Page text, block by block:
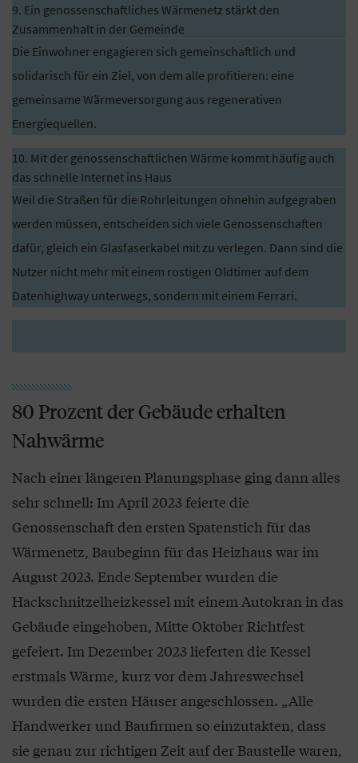
9. Ein genossenschaftliches Wärmenetz stärkt den
Zusammenhalt in der Gemeinde
Die Einwohner engagieren sich gemeinschaftlich und
solidarisch für ein Ziel, von dem alle profitieren: eine
gemeinsame Wärmeversorgung aus regenerativen
Energiequellen.
10. Mit der genossenschaftlichen Wärme kommt häufig auch
das schnelle Internet ins Haus
Weil die Straßen für die Rohrleitungen ohnehin aufgegraben
werden müssen, entscheiden sich viele Genossenschaften
dafür, gleich ein Glasfaserkabel mit zu verlegen. Dann sind die
Nutzer nicht mehr mit einem rostigen Oldtimer auf dem
Datenhighway unterwegs, sondern mit einem Ferrari.
80 Prozent der Gebäude erhalten
Nahwärme
Nach einer längeren Planungsphase ging dann alles
sehr schnell: Im April 2023 feierte die
Genossenschaft den ersten Spatenstich für das
Wärmenetz, Baubeginn für das Heizhaus war im
August 2023. Ende September wurden die
Hackschnitzelheizkessel mit einem Autokran in das
Gebäude eingehoben, Mitte Oktober Richtfest
gefeiert. Im Dezember 2023 lieferten die Kessel
erstmals Wärme, kurz vor dem Jahreswechsel
wurden die ersten Häuser angeschlossen. „Alle
Handwerker und Baufirmen so einzutakten, dass
sie genau zur richtigen Zeit auf der Baustelle waren,